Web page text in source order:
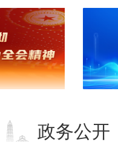
政务公开